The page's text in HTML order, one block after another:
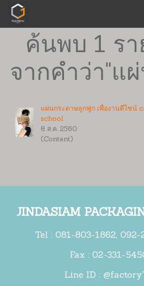
ค้นพบ 1 รา
จากคำว่า"แ
แผ่นกระดาษลูกฟูก เพื่องานดีไซน์
school
8 ส.ค. 2560
(Content)
JINDASIAM
Tel : 081-803-1862, 092-
Fax : 02-331-
Line ID :